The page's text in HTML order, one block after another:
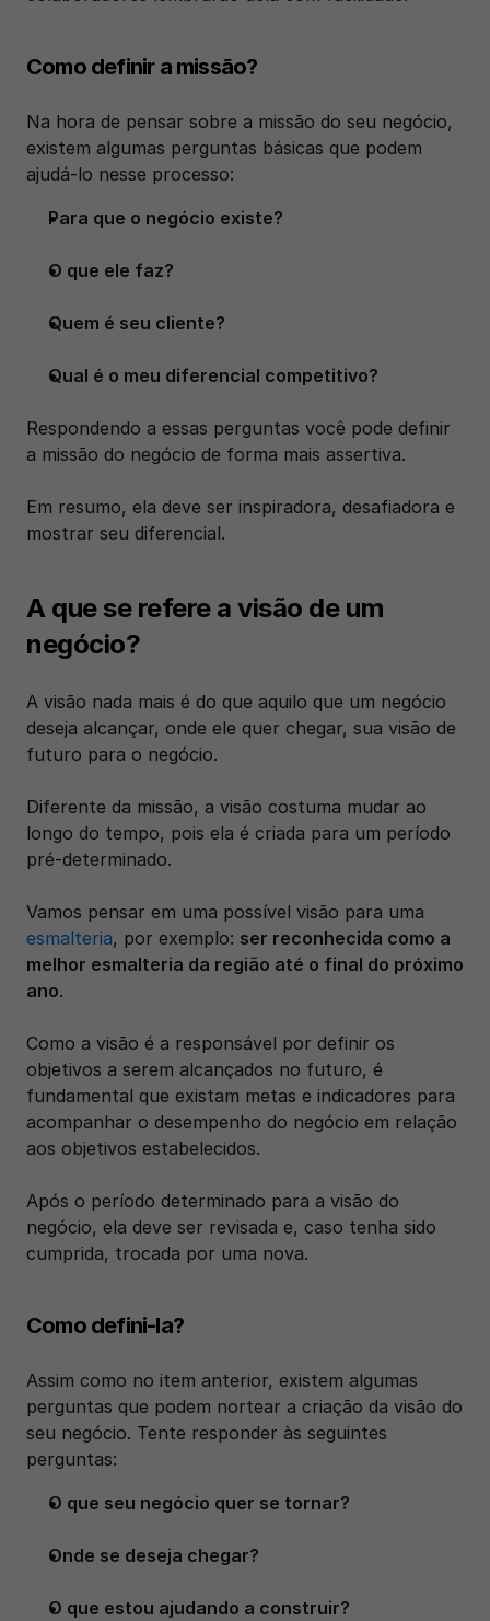
Como definir a missão?
Na hora de pensar sobre a missão do seu negócio,
existem algumas perguntas básicas que podem
ajudá-lo nesse processo:
Para que o negócio existe?
O que ele faz?
Quem é seu cliente?
Qual é o meu diferencial competitivo?
Respondendo a essas perguntas você pode definir
a missão do negócio de forma mais assertiva.
Em resumo, ela deve ser inspiradora, desafiadora e
mostrar seu diferencial.
A que se refere a visão de um
negócio?
A visão nada mais é do que aquilo que um negócio
deseja alcançar, onde ele quer chegar, sua visão de
futuro para o negócio.
Diferente da missão, a visão costuma mudar ao
longo do tempo, pois ela é criada para um período
pré-determinado.
esmalteria, por exemplo: ser reconhecida como a
melhor esmalteria da região até o final do próximo
ano.
Como a visão é a responsável por definir os
objetivos a serem alcançados no futuro, é
fundamental que existam metas e indicadores para
acompanhar o desempenho do negócio em relação
aos objetivos estabelecidos.
Após o período determinado para a visão do
negócio, ela deve ser revisada e, caso tenha sido
cumprida, trocada por uma nova.
Como defini-la?
Assim como no item anterior, existem algumas
perguntas que podem nortear a criação da visão do
seu negócio. Tente responder às seguintes
perguntas:
O que seu negócio quer se tornar?
Onde se deseja chegar?
O que estou ajudando a construir?